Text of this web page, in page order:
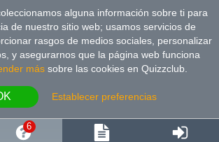
alguna información sobre ti para
de nuestro sitio web; usamos servicios de
rasgos de medios sociales, personalizar
y asegurarnos que la página web funciona
más sobre las cookies en Quizzclub.
Establecer preferencias
6